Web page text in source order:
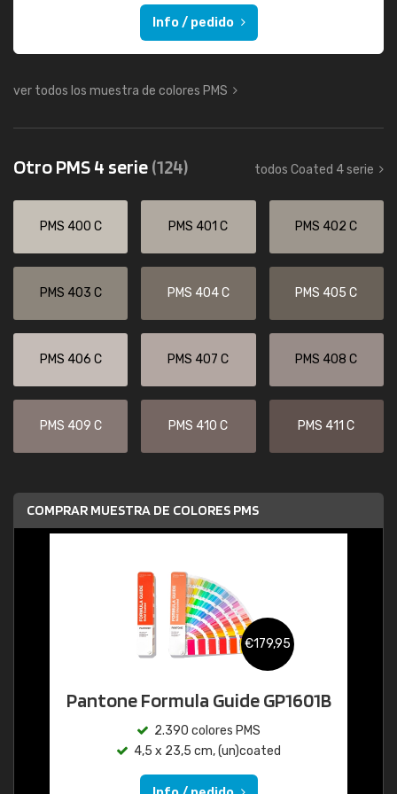
Info / pedido
ver todos los muestra de colores PMS
Otro PMS 4 serie(124) todos Coated 4 serie
PMS 400 C PMS 401 C PMS 402 C
PMS 403 C PMS 404 C PMS 405 C
PMS 406 C PMS 407 C PMS 408 C
PMS 409 C PMS 410 C PMS 411 C
COMPRAR MUESTRA DE COLORES PMS
€179,95
Pantone Formula Guide GP1601B
2.390 colores PMS
4,5 x 23,5 cm, (un)coated